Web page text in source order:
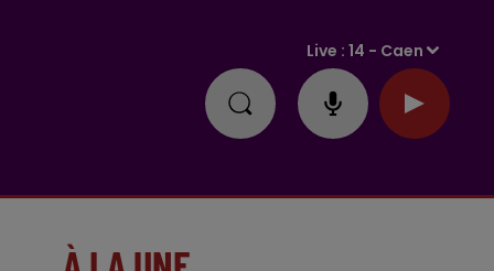
Live :14 - Caen